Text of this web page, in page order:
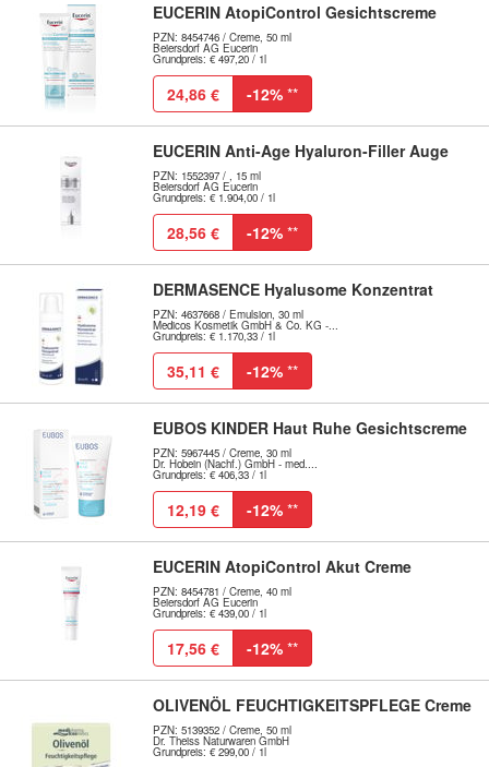
EUCERIN AtopiControl Gesichtscreme
PZN: 8454746 / Creme, 50 ml
Beiersdorf AG Eucerin
Grundpreis: € 497,20 / 1l
24,86 € -12% **
EUCERIN Anti-Age Hyaluron-Filler Auge
PZN: 1552397 / , 15 ml
Beiersdorf AG Eucerin
Grundpreis: € 1.904,00 / 1l
28,56 € -12% **
DERMASENCE Hyalusome Konzentrat
PZN: 4637668 / Emulsion, 30 ml
Medicos Kosmetik GmbH & Co. KG -...
Grundpreis: € 1.170,33 / 1l
35,11 € -12% **
EUBOS KINDER Haut Ruhe Gesichtscreme
PZN: 5967445 / Creme, 30 ml
Dr. Hobein (Nachf.) GmbH - med....
Grundpreis: € 406,33 / 1l
12,19 € -12% **
EUCERIN AtopiControl Akut Creme
PZN: 8454781 / Creme, 40 ml
Beiersdorf AG Eucerin
Grundpreis: € 439,00 / 1l
17,56 € -12% **
OLIVENÖL FEUCHTIGKEITSPFLEGE Creme
PZN: 5139352 / Creme, 50 ml
Dr. Theiss Naturwaren GmbH
Grundpreis: € 299,00 / 1l